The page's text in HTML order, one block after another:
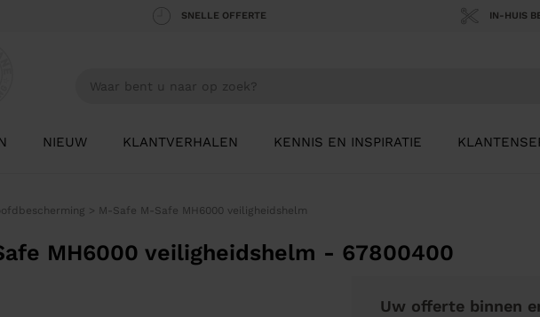
SNELLE OFFERTE IN-HUIS
NIEUW KLANTVERHALEN KENNIS EN INSPIRATIE
> M-Safe M-Safe MH6000 veiligheidshelm
MH6000 veiligheidshelm - 67800400
Uw offerte binnen